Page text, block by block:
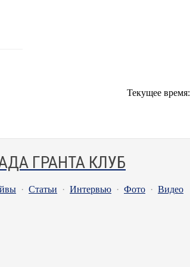
Текущее время:
ГРАНТА КЛУБ
· Статьи · Интервью · Фото · Видео